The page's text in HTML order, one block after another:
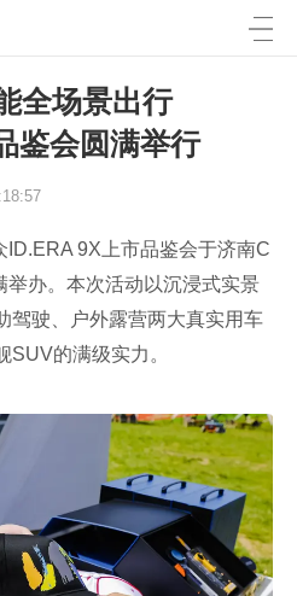
全场景出行
鉴会圆满举行
ID.ERA 9X上市品鉴会于济南C
举办。本次活动以沉浸式实景
驾驶、户外露营两大真实用车
SUV的满级实力。